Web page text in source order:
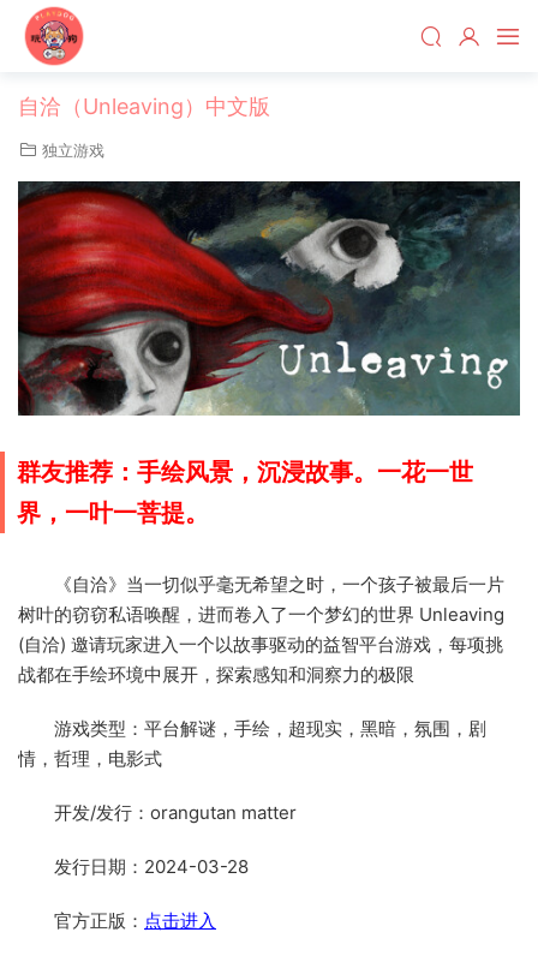
自洽（Unleaving）中文版
独立游戏
群友推荐：手绘风景，沉浸故事。一花一世
界，一叶一菩提。
《自洽》当一切似乎毫无希望之时，一个孩子被最后一片
树叶的窃窃私语唤醒，进而卷入了一个梦幻的世界 Unleaving
(自洽) 邀请玩家进入一个以故事驱动的益智平台游戏，每项挑
战都在手绘环境中展开，探索感知和洞察力的极限
游戏类型：平台解谜，手绘，超现实，黑暗，氛围，剧
情，哲理，电影式
开发/发行：orangutan matter
发行日期：2024-03-28
官方正版： 点击进入